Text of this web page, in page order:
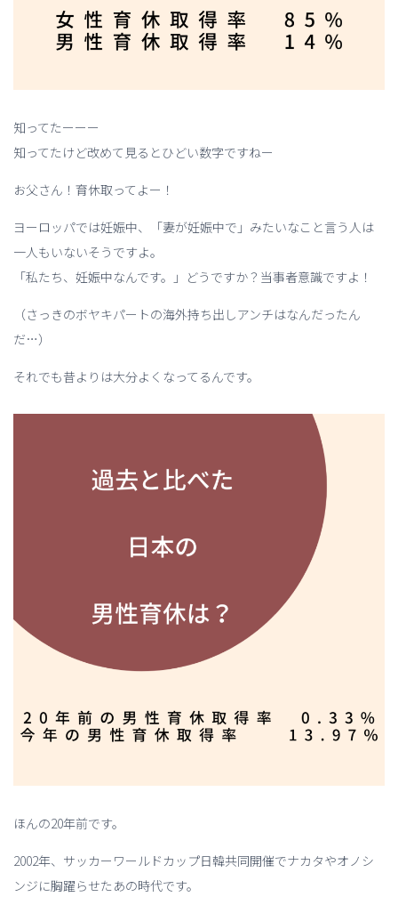
知ってたーーー
知ってたけど改めて見るとひどい数字ですねー
お父さん！育休取ってよー！
ヨーロッパでは妊娠中、「妻が妊娠中で」みたいなこと言う人は
一人もいないそうですよ。
「私たち、妊娠中なんです。」どうですか？当事者意識ですよ！
（さっきのボヤキパートの海外持ち出しアンチはなんだったん
だ…）
それでも昔よりは大分よくなってるんです。
ほんの20年前です。
2002年、サッカーワールドカップ日韓共同開催でナカタやオノシ
ンジに胸躍らせたあの時代です。